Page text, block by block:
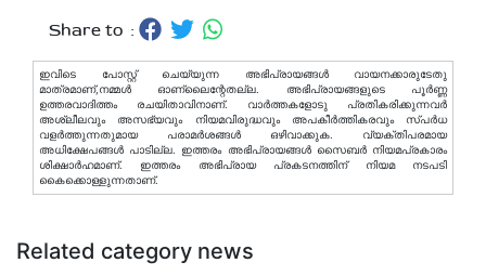
Share to :
ഇവിടെ പോസ്റ്റ് ചെയ്യുന്ന അഭിപ്രായങ്ങള്‍ വായനക്കാരുടേതു
മാത്രമാണ്,നമ്മൾ ഓണ്ലൈന്റേതല്ല. അഭിപ്രായങ്ങളുടെ പൂർണ്ണ
ഉത്തരവാദിത്തം രചയിതാവിനാണ്. വാര്‍ത്തകളോടു പ്രതികരിക്കുന്നവര്‍
അശ്ലീലവും അസഭ്യവും നിയമവിരുദ്ധവും അപകീര്‍ത്തികരവും സ്പര്‍ധ
വളര്‍ത്തുന്നതുമായ പരാമര്‍ശങ്ങള്‍ ഒഴിവാക്കുക. വ്യക്തിപരമായ
അധിക്ഷേപങ്ങള്‍ പാടില്ല. ഇത്തരം അഭിപ്രായങ്ങള്‍ സൈബര്‍ നിയമപ്രകാരം
ശിക്ഷാര്‍ഹമാണ്. ഇത്തരം അഭിപ്രായ പ്രകടനത്തിന് നിയമ നടപടി
കൈക്കൊള്ളുന്നതാണ്.
Related category news